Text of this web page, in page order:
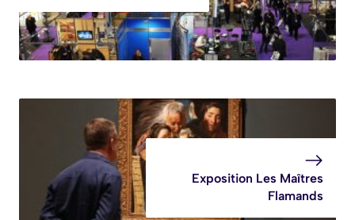
Exposition Les Maîtres
Flamands